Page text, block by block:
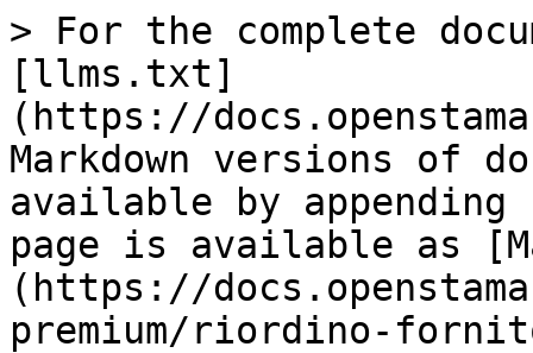
> For the complete
[llms.txt]
(https://
Markdown versions of
available by
page is available as
(https://
premium/riordino-